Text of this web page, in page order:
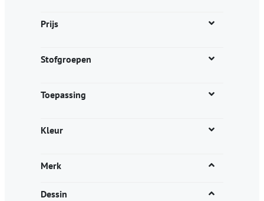
Prijs
Stofgroepen
Toepassing
Kleur
Merk
Dessin
op
productpagina